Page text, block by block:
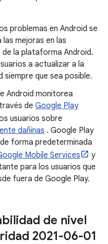
problemas en Android se
mejoras en las
la plataforma Android.
a actualizar a la
siempre que sea posible.
Android monitorea
de Google Play
usuarios sobre
dañinas . Google Play
forma predeterminada
Mobile Services
y
para los usuarios que
fuera de Google Play.
de nivel
2021-06-01